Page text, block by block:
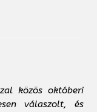
közös októberi
válaszolt, és